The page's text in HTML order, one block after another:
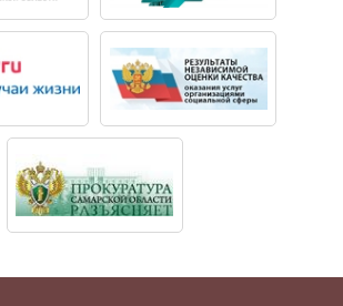
Ч. Акйола, М.М.Агазарян,
М.Е.Крушевской и других.
программ ОЦ «Сириус»
Всероссийского юношеского
оркестра п/у Ю.А. Башмета.
А. Штейнлухта, А. Шабурова, А.